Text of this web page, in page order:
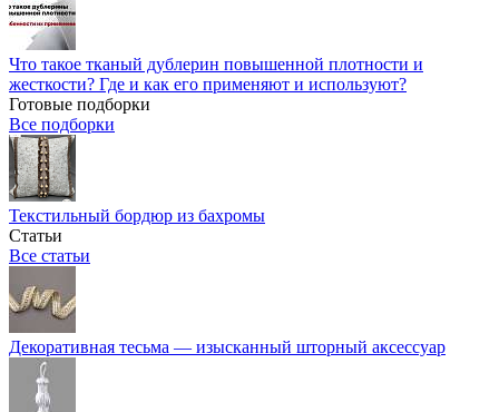
Что такое тканый дублерин повышенной плотности и
жесткости? Где и как его применяют и используют?
Готовые подборки
Все подборки
Текстильный бордюр из бахромы
Статьи
Все статьи
Декоративная тесьма — изысканный шторный аксессуар